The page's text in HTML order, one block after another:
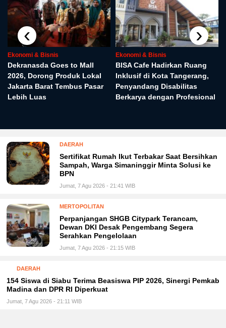
Ekonomi & Bisnis
Dekranasda Goes to Mall
2026, Dorong Produk Lokal
Jakarta Barat Tembus Pasar
Lebih Luas
Ekonomi & Bisnis
BISA Cafe Hadirkan Ruang
Inklusif di Kota Tangerang,
Penyandang Disabilitas
Berkarya dengan Profesional
‹ ›
DAERAH
Sertifikat Rumah Ikut Terbakar Saat Bersihkan
Sampah, Warga Simaninggir Minta Solusi ke
BPN
Jumat, 7 Agu 2026 - 21:41 WIB
MERTOPOLITAN
Perpanjangan SHGB Citypark Terancam,
Dewan DKI Desak Pengembang Segera
Serahkan Pengelolaan
Jumat, 7 Agu 2026 - 21:15 WIB
DAERAH
154 Siswa di Siabu Terima Beasiswa PIP 2026, Sinergi Pemkab
Madina dan DPR RI Diperkuat
Jumat, 7 Agu 2026 - 21:11 WIB